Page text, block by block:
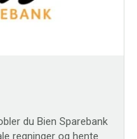
du Bien Sparebank
regninger og hente